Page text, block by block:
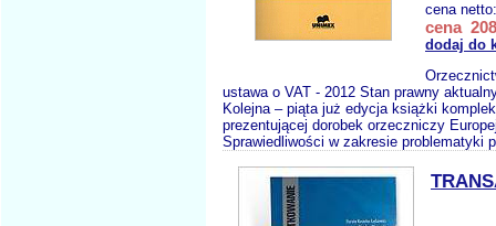
cena
cena
dodaj do
ustawa o VAT - 2012 Stan prawny
Kolejna – piąta już edycja książki
prezentującej dorobek orzeczniczy
Sprawiedliwości w zakresie problematyki